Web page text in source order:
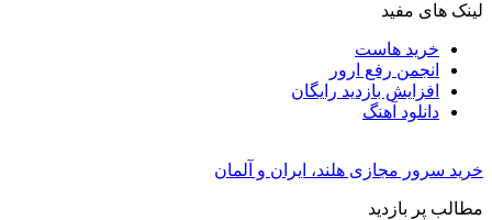
لینک های مفید
خرید هاست
انجمن رفع ارور
افزایش بازدید رایگان
دانلود آهنگ
خرید سرور مجازی هلند، ایران و آلمان
مطالب پر بازدید